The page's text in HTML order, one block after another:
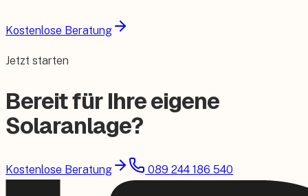
Kostenlose Beratung
Jetzt starten
Bereit für Ihre eigene
Solaranlage?
Kostenlose Beratung 089 244 186 540